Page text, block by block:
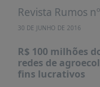
ORGANOGRAMA
TEMÁTICAS
SISTEMA
Revista Rumos
30 DE JUNHO DE 2016
R$ 100 milhões
redes de
fins lucrativos